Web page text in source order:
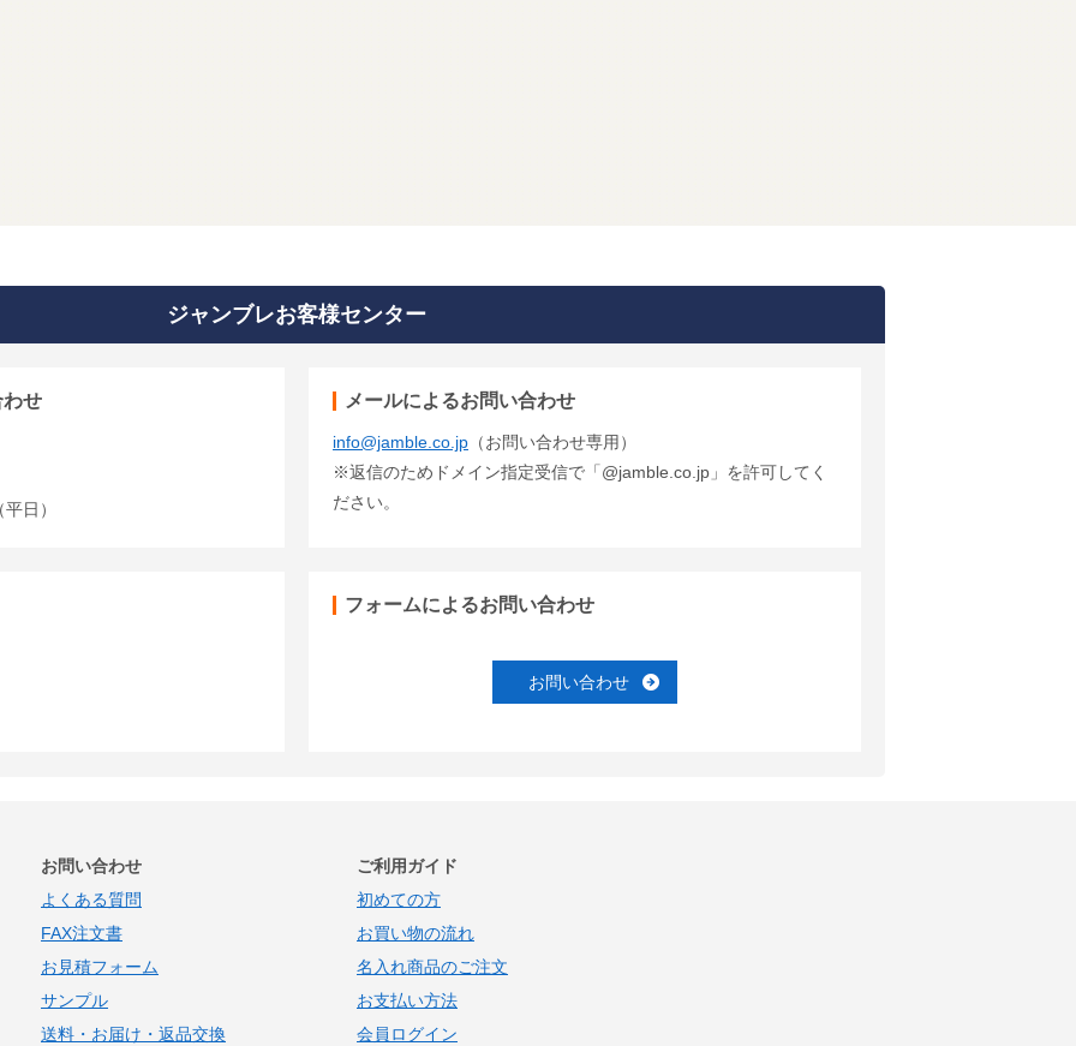
ジャンブレお客様センター
せ
日）
メールによるお問い合わせ
info@jamble.co.jp （お問い合わせ専用）
※返信のためドメイン指定受信で「@jamble.co.jp」を許可してく
ださい。
フォームによるお問い合わせ
お問い合わせ
お問い合わせ
よくある質問
FAX注文書
お見積フォーム
サンプル
送料・お届け・返品交換
ご利用ガイド
初めての方
お買い物の流れ
名入れ商品のご注文
お支払い方法
会員ログイン